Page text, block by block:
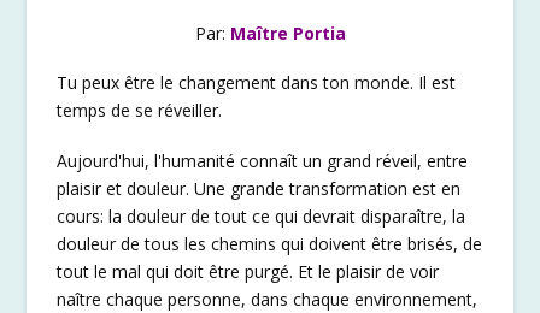
Par: Maître Portia
Tu peux être le changement dans ton monde. Il est
temps de se réveiller.
Aujourd'hui, l'humanité connaît un grand réveil, entre
plaisir et douleur. Une grande transformation est en
cours: la douleur de tout ce qui devrait disparaître, la
douleur de tous les chemins qui doivent être brisés, de
tout le mal qui doit être purgé. Et le plaisir de voir
naître chaque personne, dans chaque environnement,